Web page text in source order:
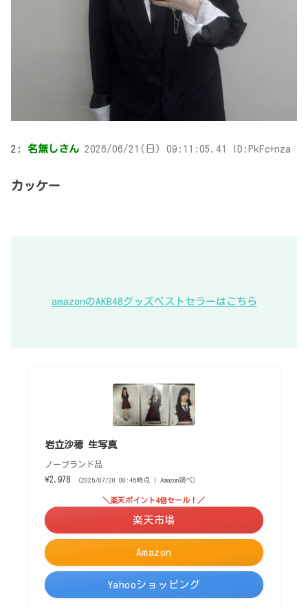
2: 名無しさん 2026/06/21(日) 09:11:05.41 ID:PkFc+nza
カッケー
amazonのAKB48グッズベストセラーはこちら
岩立沙穂 生写真
ノーブランド品
¥2,978
（2025/07/20 08:45時点 | Amazon調べ）
Amazon
＼楽天ポイント4倍セール！／
楽天市場
Yahooショッピング